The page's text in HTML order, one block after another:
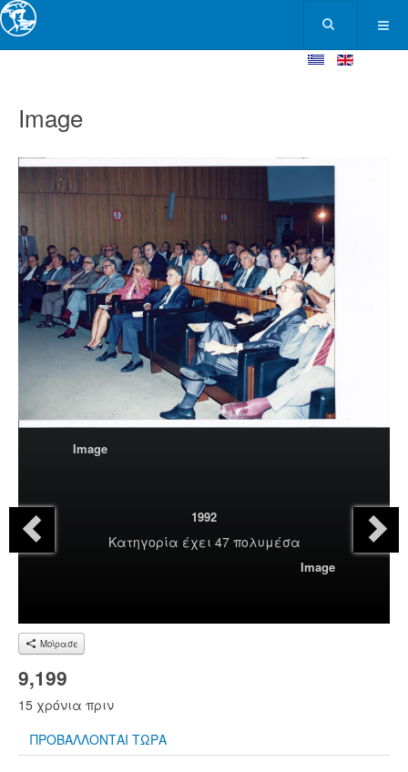
Image
Image
1992
Κατηγορία έχει 47 πολυμέσα
Image
Μοίρασε
9,199
15 χρόνια πριν
ΠΡΟΒΑΛΛΟΝΤΑΙ ΤΩΡΑ